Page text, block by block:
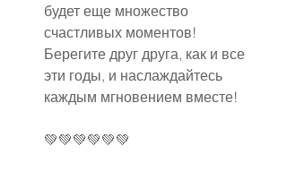
будет еще множество
счастливых моментов!
Берегите друг друга, как и все
эти годы, и наслаждайтесь
каждым мгновением вместе!
💚💚💚💚💚💚